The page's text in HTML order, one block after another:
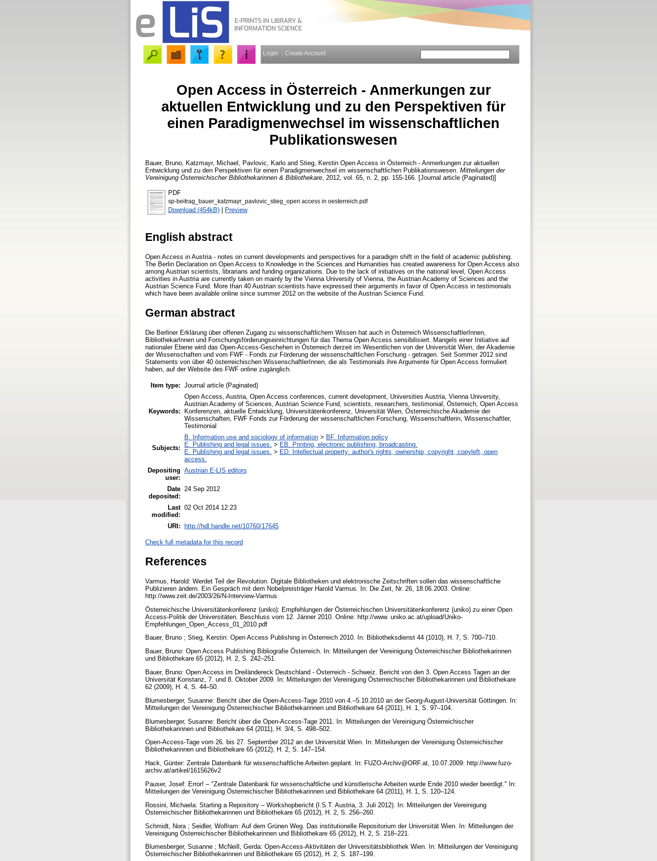
Login Create Account
Open Access in Österreich - Anmerkungen zur
aktuellen Entwicklung und zu den Perspektiven für
einen Paradigmenwechsel im wissenschaftlichen
Publikationswesen
Bauer, Bruno Katzmayr, Michael Pavlovic, Karlo and Stieg, Kerstin Open Access in Österreich - Anmerkungen zur aktuellen
Entwicklung und zu den Perspektiven für einen Paradigmenwechsel im wissenschaftlichen Publikationswesen. Mitteilungen der
Vereinigung Österreichischer Bibliothekarinnen & Bibliothekare , 2012, vol. 65, n. 2, pp. 155-166. [Journal article (Paginated)]
PDF
sp-beitrag_bauer_katzmayr_pavlovic_stieg_open access in oesterreich.pdf
Download (454kB) | Preview
English abstract
Open Access in Austria - notes on current developments and perspectives for a paradigm shift in the field of academic publishing.
The Berlin Declaration on Open Access to Knowledge in the Sciences and Humanities has created awareness for Open Access also
among Austrian scientists, librarians and funding organizations. Due to the lack of initiatives on the national level, Open Access
activities in Austria are currently taken on mainly by the Vienna University of Vienna, the Austrian Academy of Sciences and the
Austrian Science Fund. More than 40 Austrian scientists have expressed their arguments in favor of Open Access in testimonials
which have been available online since summer 2012 on the website of the Austrian Science Fund.
German abstract
Die Berliner Erklärung über offenen Zugang zu wissenschaftlichem Wissen hat auch in Österreich WissenschaftlerInnen,
BibliothekarInnen und Forschungsförderungseinrichtungen für das Thema Open Access sensibilisiert. Mangels einer Initiative auf
nationaler Ebene wird das Open-Access-Geschehen in Österreich derzeit im Wesentlichen von der Universität Wien, der Akademie
der Wissenschaften und vom FWF - Fonds zur Förderung der wissenschaftlichen Forschung - getragen. Seit Sommer 2012 sind
Statements von über 40 österreichischen WissenschaftlerInnen, die als Testimonials ihre Argumente für Open Access formuliert
haben, auf der Website des FWF online zugänglich.
Item type: Journal article (Paginated)
Keywords:
Open Access, Austria, Open Access conferences, current development, Universities Austria, Vienna University,
Austrian Academy of Sciences, Austrian Science Fund, scientists, researchers, testimonial, Österreich, Open Access
Konferenzen, aktuelle Entwicklung, Universitätenkonferenz, Universität Wien, Österreichische Akademie der
Wissenschaften, FWF Fonds zur Förderung der wissenschaftlichen Forschung, Wissenschaftlerin, Wissenschaftler,
Testimonial
Subjects:
B. Information use and sociology of information > BF. Information policy
E. Publishing and legal issues. > EB. Printing, electronic publishing, broadcasting.
E. Publishing and legal issues. > ED. Intellectual property: author's rights, ownership, copyright, copyleft, open
access.
Depositing
user:
Austrian E-LIS editors
Date
deposited:
24 Sep 2012
Last
modified:
02 Oct 2014 12:23
URI: http://hdl.handle.net/10760/17645
Check full metadata for this record
References
Varmus, Harold: Werdet Teil der Revolution. Digitale Bibliotheken und elektronische Zeitschriften sollen das wissenschaftliche
Publizieren ändern. Ein Gespräch mit dem Nobelpreisträger Harold Varmus. In: Die Zeit, Nr. 26, 18.06.2003. Online:
http://www.zeit.de/2003/26/N-Interview-Varmus
Österreichische Universitätenkonferenz (uniko): Empfehlungen der Österreichischen Universitätenkonferenz (uniko) zu einer Open
Access-Politik der Universitäten. Beschluss vom 12. Jänner 2010. Online: http://www. uniko.ac.at/upload/Uniko-
Empfehlungen_Open_Access_01_2010.pdf
Bauer, Bruno ; Stieg, Kerstin: Open Access Publishing in Österreich 2010. In: Bibliotheksdienst 44 (1010), H. 7, S. 700–710.
Bauer, Bruno: Open Access Publishing Bibliografie Österreich. In: Mitteilungen der Vereinigung Österreichischer Bibliothekarinnen
und Bibliothekare 65 (2012), H. 2, S. 242–251.
Bauer, Bruno: Open Access im Dreiländereck Deutschland - Österreich - Schweiz. Bericht von den 3. Open Access Tagen an der
Universität Konstanz, 7. und 8. Oktober 2009. In: Mitteilungen der Vereinigung Österreichischer Bibliothekarinnen und Bibliothekare
62 (2009), H. 4, S. 44–50.
Blumesberger, Susanne: Bericht über die Open-Access-Tage 2010 von 4.–5.10.2010 an der Georg-August-Universität Göttingen. In:
Mitteilungen der Vereinigung Österreichischer Bibliothekarinnen und Bibliothekare 64 (2011), H. 1, S. 97–104.
Blumesberger, Susanne: Bericht über die Open-Access-Tage 2011. In: Mitteilungen der Vereinigung Österreichischer
Bibliothekarinnen und Bibliothekare 64 (2011), H. 3/4, S. 498–502.
Open-Access-Tage vom 26. bis 27. September 2012 an der Universität Wien. In: Mitteilungen der Vereinigung Österreichischer
Bibliothekarinnen und Bibliothekare 65 (2012), H. 2, S. 147–154.
Hack, Günter: Zentrale Datenbank für wissenschaftliche Arbeiten geplant. In: FUZO-Archiv@ORF.at, 10.07.2009: http://www.fuzo-
archiv.at/artikel/1615626v2
Pauser, Josef: Error! – "Zentrale Datenbank für wissenschaftliche und künstlerische Arbeiten wurde Ende 2010 wieder beerdigt." In:
Mitteilungen der Vereinigung Österreichischer Bibliothekarinnen und Bibliothekare 64 (2011), H. 1, S. 120–124.
Rossini, Michaela: Starting a Repository – Workshopbericht (I.S.T. Austria, 3. Juli 2012). In: Mitteilungen der Vereinigung
Österreichischer Bibliothekarinnen und Bibliothekare 65 (2012), H. 2, S. 256–260.
Schmidt, Nora ; Seidler, Wolfram: Auf dem Grünen Weg. Das institutionelle Repositorium der Universität Wien. In: Mitteilungen der
Vereinigung Österreichischer Bibliothekarinnen und Bibliothekare 65 (2012), H. 2, S. 218–221.
Blumesberger, Susanne ; McNeill, Gerda: Open-Access-Aktivitäten der Universitätsbibliothek Wien. In: Mitteilungen der Vereinigung
Österreichischer Bibliothekarinnen und Bibliothekare 65 (2012), H. 2, S. 187–199.